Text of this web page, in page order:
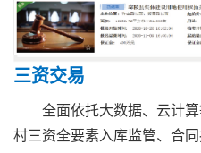
三资交易
全面依托大数据、云计
村三资全要素入库监管、合